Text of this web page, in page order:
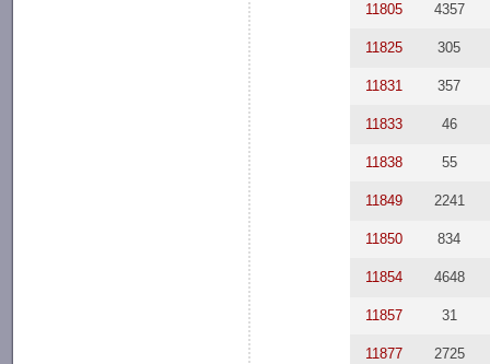
11805 4357
11825 305
11831 357
11833 46
11838 55
11849 2241
11850 834
11854 4648
11857 31
11877 2725